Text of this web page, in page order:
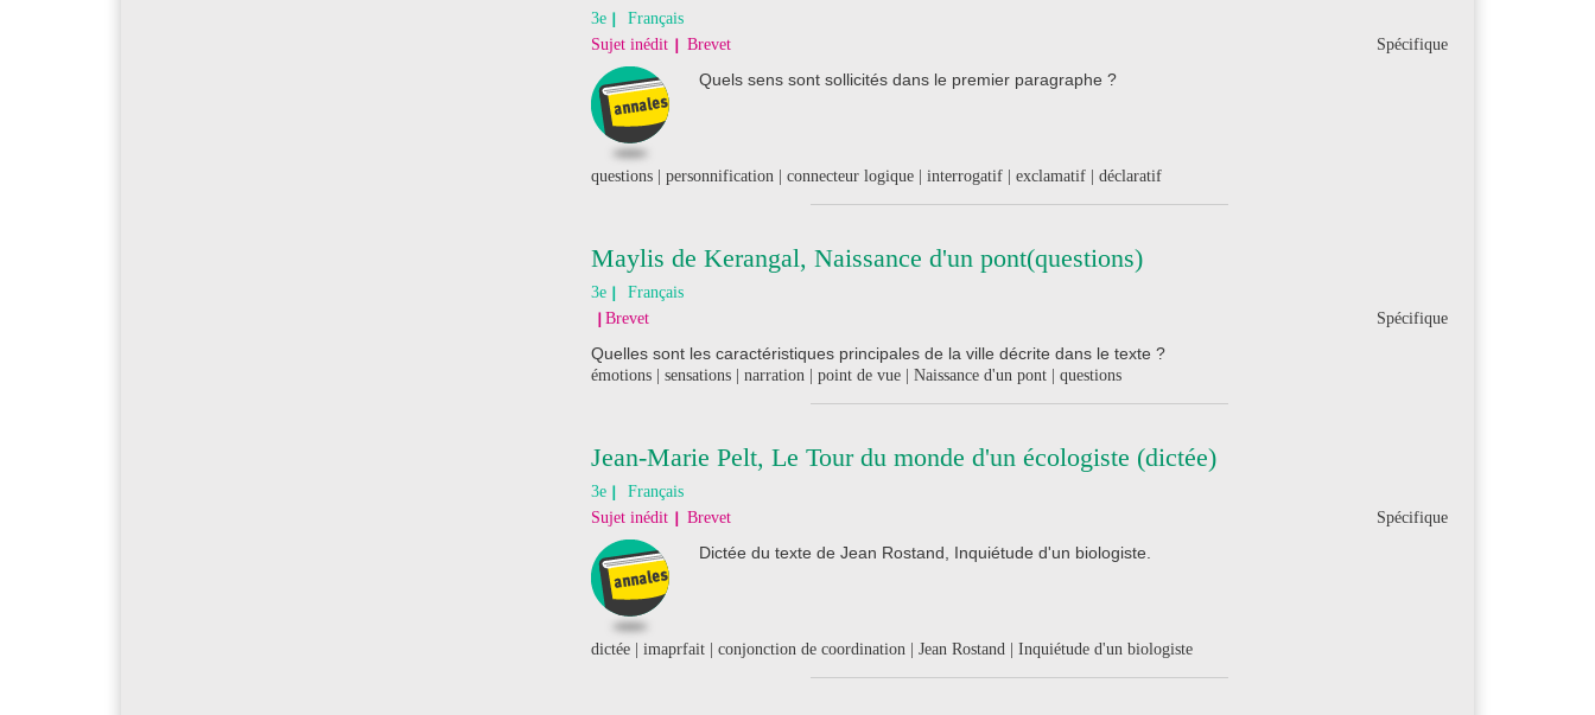
3e
Français
Spécifique
Sujet inédit Brevet
Quels sens sont sollicités dans le premier paragraphe ?
questions | personnification | connecteur logique | interrogatif | exclamatif | déclaratif
Maylis de Kerangal, Naissance d'un pont(questions)
3e
Français
Spécifique
Brevet
Quelles sont les caractéristiques principales de la ville décrite dans le texte ?
émotions | sensations | narration | point de vue | Naissance d'un pont | questions
Jean-Marie Pelt, Le Tour du monde d'un écologiste (dictée)
3e
Français
Spécifique
Sujet inédit Brevet
Dictée du texte de Jean Rostand, Inquiétude d'un biologiste.
dictée | imaprfait | conjonction de coordination | Jean Rostand | Inquiétude d'un biologiste